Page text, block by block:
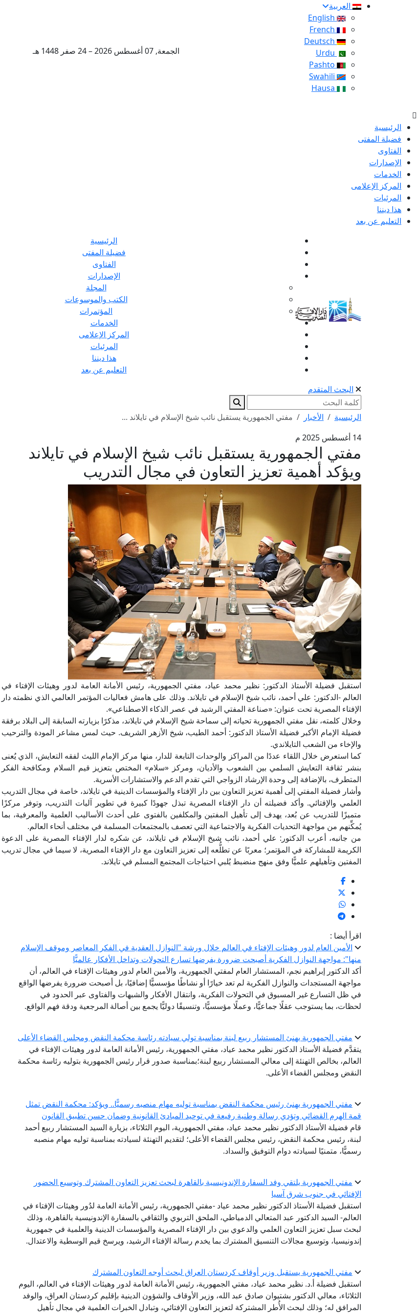
العربية
الجمعة, 07 أغسطس 2026 – 24 صفر 1448 هـ
الرئيسية
فضيلة المفتى
الفتاوى
الإصدارات
الخدمات
المركز الإعلامى
المرئيات
هذا ديننا
التعليم عن بعد
الرئيسية
فضيلة المفتى
الفتاوى
الإصدارات
المجلة
الكتب والموسوعات
المؤتمرات
الخدمات
المركز الإعلامى
المرئيات
هذا ديننا
التعليم عن بعد
البحث المتقدم
الرئيسية الأخبار
مفتي الجمهورية يستقبل نائب شيخ الإسلام في تايلاند ...
14 أغسطس 2025 م
مفتي الجمهورية يستقبل نائب شيخ الإسلام في تايلاند
ويؤكد أهمية تعزيز التعاون في مجال التدريب
استقبل فضيلة الأستاذ الدكتور: نظير محمد عياد، مفتي الجمهورية، رئيس الأمانة العامة لدور وهيئات الإفتاء في
العالم -الدكتور: علي أحمد، نائب شيخ الإسلام في تايلاند. وذلك على هامش فعاليات المؤتمر العالمي الذي نظمته دار
الإفتاء المصرية تحت عنوان: «صناعة المفتي الرشيد في عصر الذكاء الاصطناعي».
وخلال كلمته، نقل مفتي الجمهورية تحياته إلى سماحة شيخ الإسلام في تايلاند، مذكرًا بزيارته السابقة إلى البلاد برفقة
فضيلة الإمام الأكبر فضيلة الأستاذ الدكتور: أحمد الطيب، شيخ الأزهر الشريف. حيث لمس مشاعر المودة والترحيب
والإخاء من الشعب التايلاندي.
كما استعرض خلال اللقاء عددًا من المراكز والوحدات التابعة للدار، منها مركز الإمام الليث لفقه التعايش، الذي يُعنى
بنشر ثقافة التعايش السلمي بين الشعوب والأديان، ومركز «سلام» المختص بتعزيز قيم السلام ومكافحة الفكر
المتطرف، بالإضافة إلى وحدة الإرشاد الزواجي التي تقدم الدعم والاستشارات الأسرية.
وأشار فضيلة المفتي إلى أهمية تعزيز التعاون بين دار الإفتاء والمؤسسات الدينية في تايلاند، خاصة في مجال التدريب
العلمي والإفتائي. وأكد فضيلته أن دار الإفتاء المصرية تبذل جهودًا كبيرة في تطوير آليات التدريب، وتوفر مركزًا
متميزًا للتدريب عن بُعد، يهدف إلى تأهيل المفتين والمكلفين بالفتوى على أحدث الأساليب العلمية والمعرفية، بما
يُمكِّنهم من مواجهة التحديات الفكرية والاجتماعية التي تعصف بالمجتمعات المسلمة في مختلف أنحاء العالم.
من جانبه، أعرب الدكتور: علي أحمد، نائب شيخ الإسلام في تايلاند، عن شكره لدار الإفتاء المصرية على الدعوة
الكريمة للمشاركة في المؤتمر؛ معربًا عن تطلُّعه إلى تعزيز التعاون مع دار الإفتاء المصرية، لا سيما في مجال تدريب
المفتين وتأهيلهم علميًّا وفق منهج منضبط يُلبي احتياجات المجتمع المسلم في تايلاند.
اقرأ أيضا :
الأمين العام لدور وهيئات الإفتاء في العالم خلال ورشة "النوازل العقدية في الفكر المعاصر وموقف الإسلام
منها": مواجهة النوازل الفكرية أصبحت ضرورة يفرضها تسارع التحولات وتداخل الأفكار عالميًّا
أكد الدكتور إبراهيم نجم، المستشار العام لمفتي الجمهورية، والأمين العام لدور وهيئات الإفتاء في العالم، أن
مواجهة المستجدات والنوازل الفكرية لم تعد خيارًا أو نشاطًا مؤسسيًّا إضافيًا، بل أصبحت ضرورة يفرضها الواقع
في ظل التسارع غير المسبوق في التحولات الفكرية، وانتقال الأفكار والشبهات والفتاوى عبر الحدود في
لحظات، بما يستوجب عقلًا جماعيًّا، وعملًا مؤسسيًّا، وتنسيقًا دوليًّا يجمع بين أصالة المرجعية ودقة فهم الواقع.
مفتي الجمهورية يهنئ المستشار ربيع لبنة بمناسبة تولي سيادته رئاسة محكمة النقض ومجلس القضاء الأعلى
يتقدَّم فضيلة الأستاذ الدكتور نظير محمد عياد، مفتي الجمهورية، رئيس الأمانة العامة لدور وهيئات الإفتاء في
العالم، بخالص التهنئة إلى معالي المستشار ربيع لبنة؛بمناسبة صدور قرار رئيس الجمهورية بتوليه رئاسة محكمة
النقض ومجلس القضاء الأعلى.
مفتي الجمهورية يهنئ رئيس محكمة النقض بمناسبة توليه مهام منصبه رسميًّا.. ويؤكد: محكمة النقض تمثل
قمة الهرم القضائي وتؤدي رسالة وطنية رفيعة في توحيد المبادئ القانونية وضمان حسن تطبيق القانون
قام فضيلة الأستاذ الدكتور نظير محمد عياد، مفتي الجمهورية، اليوم الثلاثاء، بزيارة السيد المستشار ربيع أحمد
لبنة، رئيس محكمة النقض، رئيس مجلس القضاء الأعلى؛ لتقديم التهنئة لسيادته بمناسبة توليه مهام منصبه
رسميًّا، متمنيًا لسيادته دوام التوفيق والسداد.
مفتي الجمهورية يلتقي وفد السفارة الإندونيسية بالقاهرة لبحث تعزيز التعاون المشترك وتوسيع الحضور
الإفتائي في جنوب شرق آسيا
استقبل فضيلة الأستاذ الدكتور نظير محمد عياد -مفتي الجمهورية، رئيس الأمانة العامة لدُور وهيئات الإفتاء في
العالم- السيد الدكتور عبد المتعالي الدمياطي، الملحق التربوي والثقافي بالسفارة الإندونيسية بالقاهرة، وذلك
لبحث سبل تعزيز التعاون العلمي والدعوي بين دار الإفتاء المصرية والمؤسسات الدينية والعلمية في جمهورية
إندونيسيا، وتوسيع مجالات التنسيق المشترك بما يخدم رسالة الإفتاء الرشيد، ويرسخ قيم الوسطية والاعتدال.
مفتي الجمهورية يستقبل وزير أوقاف كردستان العراق لبحث أوجه التعاون المشترك
استقبل فضيلة أ.د. نظير محمد عياد، مفتي الجمهورية، رئيس الأمانة العامة لدور وهيئات الإفتاء في العالم، اليوم
الثلاثاء، معالي الدكتور بشتيوان صادق عبد الله، وزير الأوقاف والشؤون الدينية بإقليم كردستان العراق، والوفد
المرافق له؛ وذلك لبحث الأُطر المشتركة لتعزيز التعاون الإفتائي، وتبادل الخبرات العلمية في مجال تأهيل